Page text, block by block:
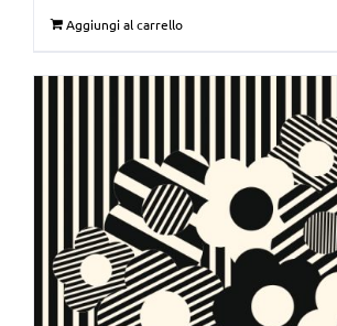
Aggiungi al carrello